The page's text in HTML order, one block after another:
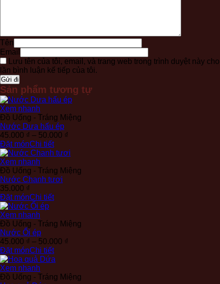
Tên
Email
Lưu tên của tôi, email, và trang web trong trình duyệt này cho
lần bình luận kế tiếp của tôi.
Sản phẩm tương tự
Xem nhanh
Đồ Uống - Tráng Miệng
Nước Dưa hấu ép
45.000 ₫ – 50.000 ₫
từ
đến
Đặt mónChi tiết
Xem nhanh
Đồ Uống - Tráng Miệng
Nước Chanh tươi
35.000 ₫
Đặt mónChi tiết
Xem nhanh
Đồ Uống - Tráng Miệng
Nước Ổi ép
45.000 ₫ – 50.000 ₫
đến
Đặt mónChi tiết
Xem nhanh
Đồ Uống - Tráng Miệng